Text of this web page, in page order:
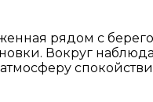
рядом с
Вокруг